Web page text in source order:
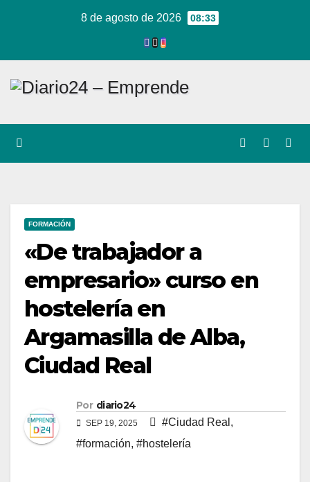
8 de agosto de 2026 08:33
FORMACIÓN
«De trabajador a
empresario» curso en
hostelería en
Argamasilla de Alba,
Ciudad Real
Por diario24
SEP 19, 2025 #Ciudad Real ,
#formación, #hostelería